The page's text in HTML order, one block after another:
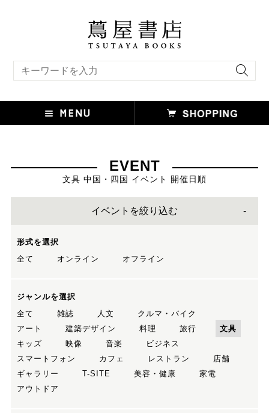
EVENT
文具 中国・四国 イベント 開催日順
イベントを絞り込む
形式を選択
全て
オンライン オフライン
ジャンルを選択
全て
雑誌 人文
クルマ・バイク
アート
建築デザイン 料理 旅行
文具
キッズ
映像 音楽
ビジネス
スマートフォン
カフェ レストラン
店舗
ギャラリー
T-SITE 美容・健康
家電
アウトドア